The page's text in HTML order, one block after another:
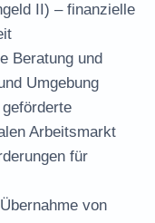
II) – finanzielle
Beratung und
Umgebung
Arbeitsmarkt
für
von